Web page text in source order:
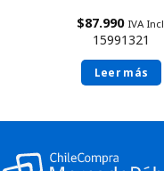
$87.990 IVA Incl.
15991321
Leer más